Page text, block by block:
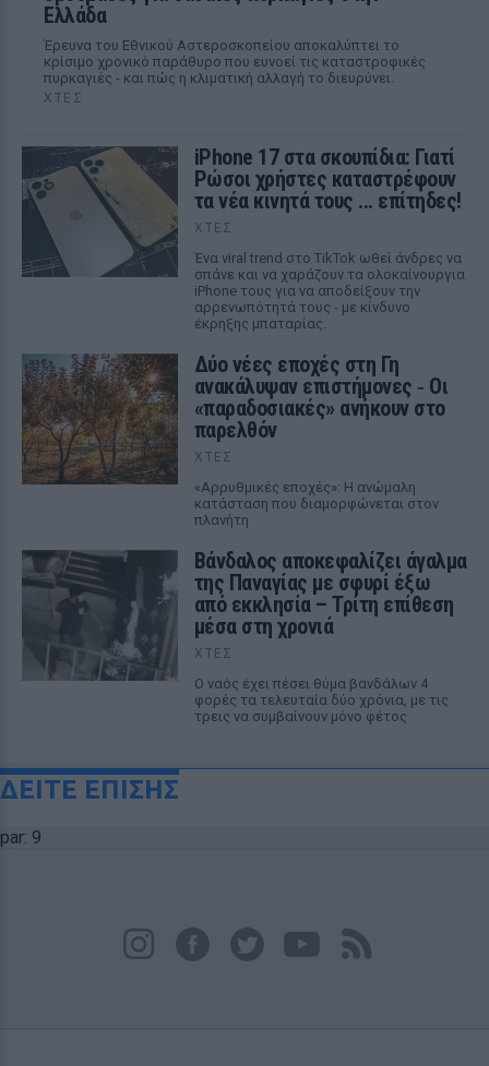
Ελλάδα
Έρευνα του Εθνικού Αστεροσκοπείου αποκαλύπτει το
κρίσιμο χρονικό παράθυρο που ευνοεί τις καταστροφικές
πυρκαγιές - και πώς η κλιματική αλλαγή το διευρύνει.
ΧΤΕΣ
iPhone 17 στα σκουπίδια: Γιατί
Ρώσοι χρήστες καταστρέφουν
τα νέα κινητά τους ... επίτηδες!
ΧΤΕΣ
Ένα viral trend στο TikTok ωθεί άνδρες να
σπάνε και να χαράζουν τα ολοκαίνουργια
iPhone τους για να αποδείξουν την
αρρενωπότητά τους - με κίνδυνο
έκρηξης μπαταρίας.
Δύο νέες εποχές στη Γη
ανακάλυψαν επιστήμονες ‑ Oι
«παραδοσιακές» ανήκουν στο
παρελθόν
ΧΤΕΣ
«Αρρυθμικές εποχές»: Η ανώμαλη
κατάσταση που διαμορφώνεται στον
πλανήτη
Βάνδαλος αποκεφαλίζει άγαλμα
της Παναγίας με σφυρί έξω
από εκκλησία – Τρίτη επίθεση
μέσα στη χρονιά
ΧΤΕΣ
Ο ναός έχει πέσει θύμα βανδάλων 4
φορές τα τελευταία δύο χρόνια, με τις
τρεις να συμβαίνουν μόνο φέτος
ΔΕΙΤΕ ΕΠΙΣΗΣ
par: 9